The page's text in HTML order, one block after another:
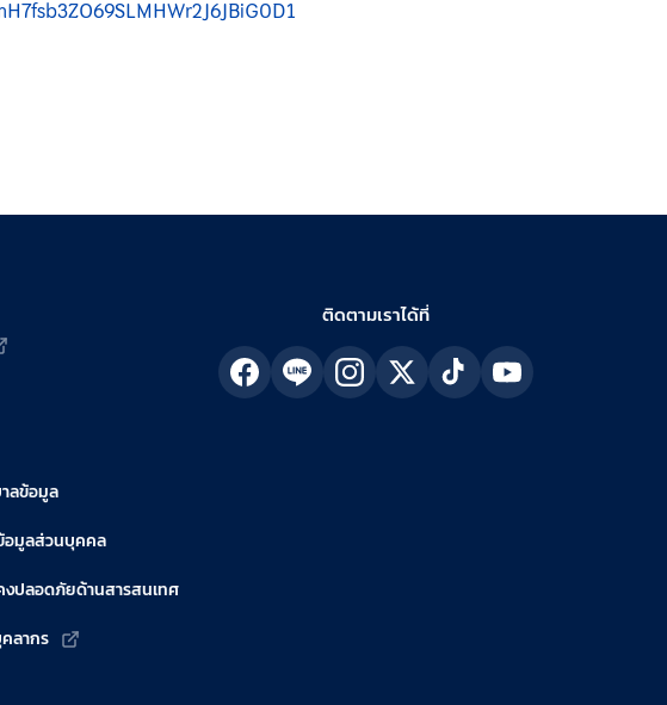
ลข้อมูล
อมูลส่วนบุคคล
ปลอดภัยด้านสารสนเทศ
ลากร
ติดตามเราได้ที่